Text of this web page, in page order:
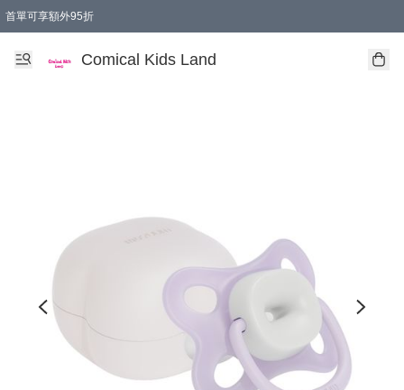
首單可享額外95折
Comical Kids Land